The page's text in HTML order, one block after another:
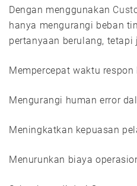
Dengan menggunakan
hanya mengurangi beban
pertanyaan berulang, tetapi
Mempercepat waktu respon
Mengurangi human error
Meningkatkan kepuasan
Menurunkan biaya